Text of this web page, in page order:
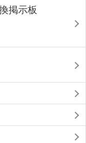
掲示板